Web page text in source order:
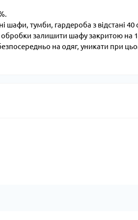
шафи, тумби, гардероба з відстані 40
обробки залишити шафу закритою на
на одяг, уникати при